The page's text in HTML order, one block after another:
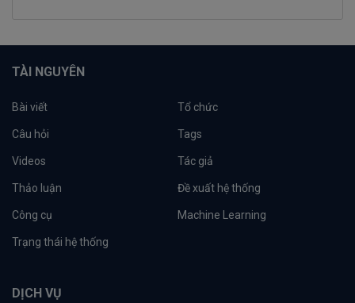
TÀI NGUYÊN
Bài viết Tổ chức
Câu hỏi Tags
Videos Tác giả
Thảo luận Đề xuất hệ thống
Công cụ Machine Learning
Trạng thái hệ thống
DỊCH VỤ